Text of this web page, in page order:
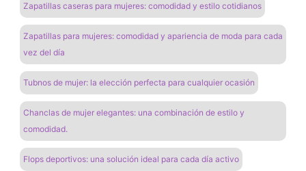
Zapatillas caseras para mujeres: comodidad y estilo cotidianos
Zapatillas para mujeres: comodidad y apariencia de moda para cada
vez del día
Tubnos de mujer: la elección perfecta para cualquier ocasión
Chanclas de mujer elegantes: una combinación de estilo y
comodidad.
Flops deportivos: una solución ideal para cada día activo